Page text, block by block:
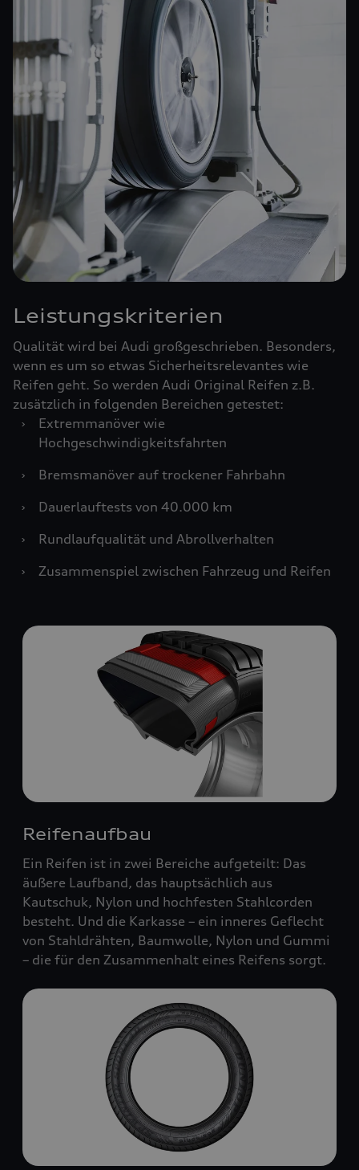
Leistungskriterien
Qualität wird bei Audi großgeschrieben. Besonders,
wenn es um so etwas Sicherheitsrelevantes wie
Reifen geht. So werden Audi Original Reifen z.B.
zusätzlich in folgenden Bereichen getestet:
›
Extremmanöver wie
Hochgeschwindigkeitsfahrten
›
Bremsmanöver auf trockener Fahrbahn
›
Dauerlauftests von 40.000 km
›
Rundlaufqualität und Abrollverhalten
›
Zusammenspiel zwischen Fahrzeug und Reifen
Reifenaufbau
Ein Reifen ist in zwei Bereiche aufgeteilt: Das
äußere Laufband, das hauptsächlich aus
Kautschuk, Nylon und hochfesten Stahlcorden
besteht. Und die Karkasse – ein inneres Geflecht
von Stahldrähten, Baumwolle, Nylon und Gummi
– die für den Zusammenhalt eines Reifens sorgt.